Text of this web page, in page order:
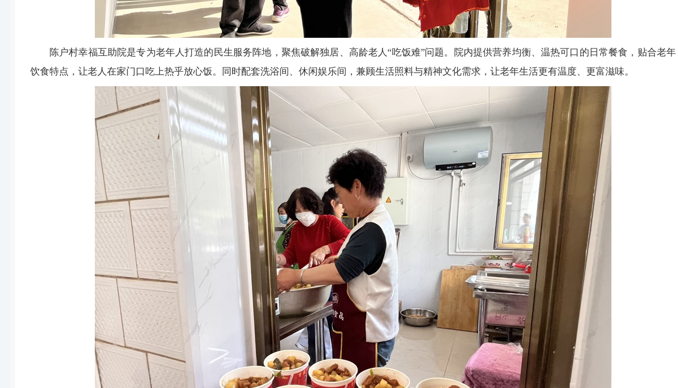
陈户村幸福互助院是专为老年人打造的民生服务阵地，聚焦破解独居、高龄老人“吃饭难”问题。院内提供营养均衡、温热可口的日常餐食，贴合老年
饮食特点，让老人在家门口吃上热乎放心饭。同时配套洗浴间、休闲娱乐间，兼顾生活照料与精神文化需求，让老年生活更有温度、更富滋味。